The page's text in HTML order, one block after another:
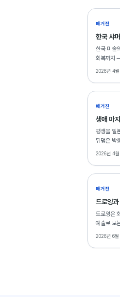
매거진
한국 샤
한국 미술
회복까지
2026년 4월
매거진
생애 마
평생을 일
뒤덮은 박
2점이 출
2026년 4월
매거진
드로잉
드로잉은
예술로 보
2026년 6월